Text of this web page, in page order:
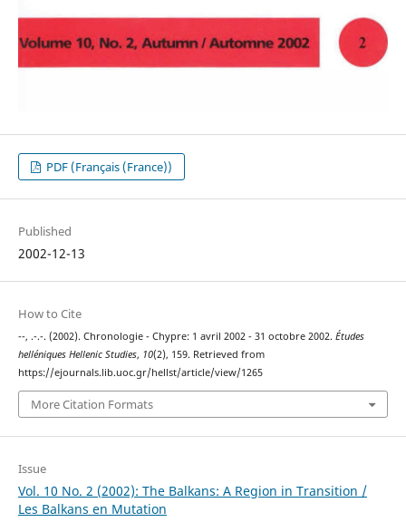
PDF (Français (France))
Published
2002-12-13
How to Cite
--, .-.-. (2002). Chronologie - Chypre: 1 avril 2002 - 31 octobre 2002. Études
helléniques Hellenic Studies, 10(2), 159. Retrieved from
https://ejournals.lib.uoc.gr/hellst/article/view/1265
More Citation Formats
Issue
Vol. 10 No. 2 (2002): The Balkans: A Region in Transition /
Les Balkans en Mutation